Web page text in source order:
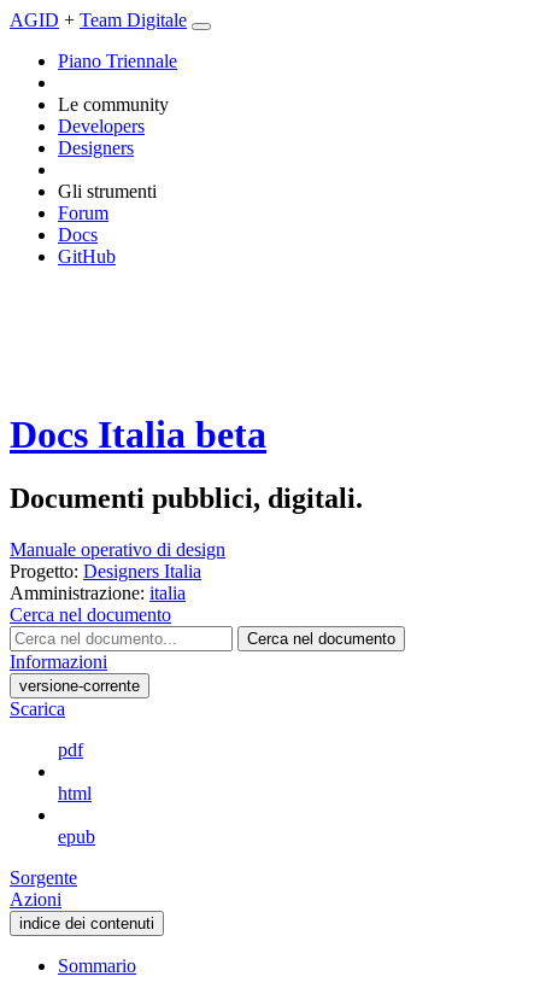
AGID + Team Digitale
Piano Triennale
Le community
Developers
Designers
Gli strumenti
Forum
Docs
GitHub
Docs Italia beta
Documenti pubblici, digitali.
Manuale operativo di design
Progetto: Designers Italia
Amministrazione: italia
Cerca nel documento
Cerca nel documento
Informazioni
versione-corrente
Scarica
pdf
html
epub
Sorgente
Azioni
indice dei contenuti
Sommario